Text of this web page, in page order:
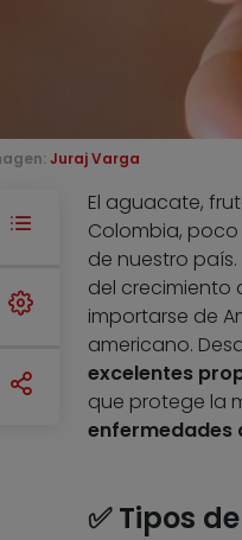
Juraj Varga
El aguacate,
Colombia,
de nuestro
del crecimiento
importarse de
americano.
excelentes
que protege la
enfermedades
✅ Tipos